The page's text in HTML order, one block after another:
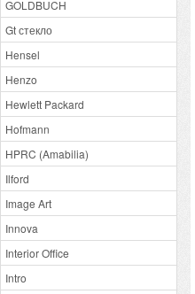
GOLDBUCH
Gt стекло
Hensel
Henzo
Hewlett Packard
Hofmann
HPRC (Amabilia)
Ilford
Image Art
Innova
Interior Office
Intro